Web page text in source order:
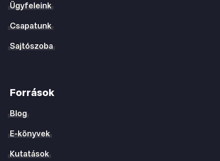
Ügyfeleink
Csapatunk
Sajtószoba
Források
Blog
E-könyvek
Kutatások